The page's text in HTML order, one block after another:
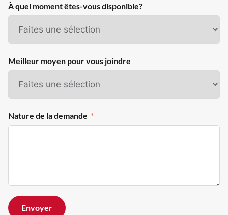
À quel moment êtes-vous disponible?
Meilleur moyen pour vous joindre
Nature de la demande
Envoyer